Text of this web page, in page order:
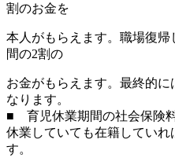
割のお金を
本人がもらえます。職場復
間の2割の
お金がもらえます。最終的
なります。
■ 育児休業期間の社会保険
休業していても在籍していれ
す。